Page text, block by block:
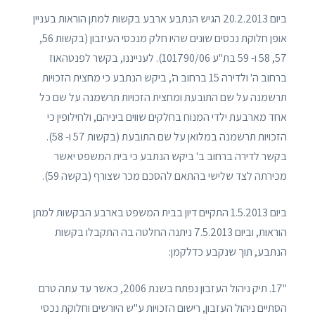
ביום 20.2.2013 הגיש הנתבע ארבע בקשות למתן הוראות בעניין
אופן חלוקת נכסים שונים שהיו חלק מנכסי העיזבון (בקשות 56,
57, 58 ו- 59 בת"ע 101790/06). לענייננו, בקשר לפנטהאוז
ברחוב ה' ולדירה 15 ברחוב ה', ביקש הנתבע כי מחצית הזכויות
תרשמנה על שם התובעת ומחצית הזכויות תרשמנה על שם כל
אחד מארבעת ילדי המנוח בחלקים שווים ביניהם, ולחילופין כי
הזכויות תרשמנה במלואן על שם התובעת (בקשות 57 ו- 58).
בקשר לדירה ברחוב ב' ביקש הנתבע כי בית המשפט יאשר
מכירתה לצד שלישי בהתאם להסכם מכר שצורף (בקשה 59).
ביום 1.5.2013 התקיים דיון בבית המשפט בארבע הבקשות למתן
הוראות, וביום 7.5.2013 ניתנה החלטה בה התקבלו בקשות
הנתבע, תוך שנקבע כדלקמן:
"17. תיק ניהול העזבון נפתח בשנת 2006, כאשר עד עתה טרם
הסתיים ניהול העזבון, רישום הזכויות ע"ש היורשים וחלוקת נכסי